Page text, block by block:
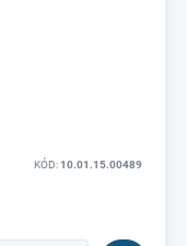
KÓD:10.01.15.00489